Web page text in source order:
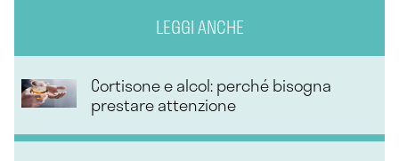
LEGGI ANCHE
Cortisone e alcol: perché bisogna
prestare attenzione